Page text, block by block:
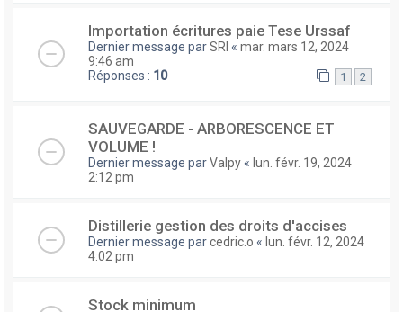
Importation écritures paie Tese Urssaf
Dernier message parSRI « mar. mars 12, 2024
9:46 am
Réponses : 10 1 2
SAUVEGARDE - ARBORESCENCE ET
VOLUME !
Dernier message parValpy « lun. févr. 19, 2024
2:12 pm
Distillerie gestion des droits d'accises
Dernier message parcedric.o « lun. févr. 12, 2024
4:02 pm
Stock minimum